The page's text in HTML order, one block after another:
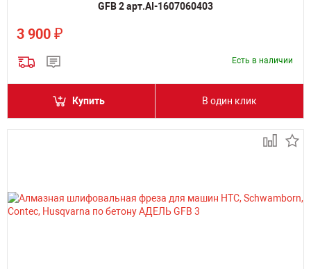
GFB 2 арт.AI-1607060403
3 900 ₽
Есть в наличии
Купить В один клик